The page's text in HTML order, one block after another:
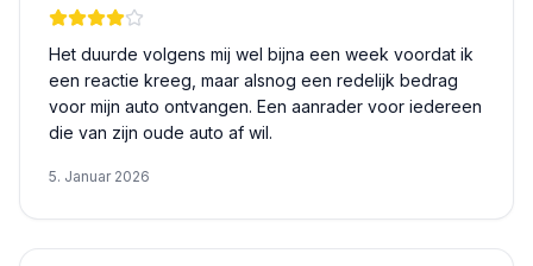
Het duurde volgens mij wel bijna een week voordat ik
een reactie kreeg, maar alsnog een redelijk bedrag
voor mijn auto ontvangen. Een aanrader voor iedereen
die van zijn oude auto af wil.
5. Januar 2026